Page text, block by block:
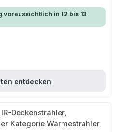
voraussichtlich in 12 bis 13
entdecken